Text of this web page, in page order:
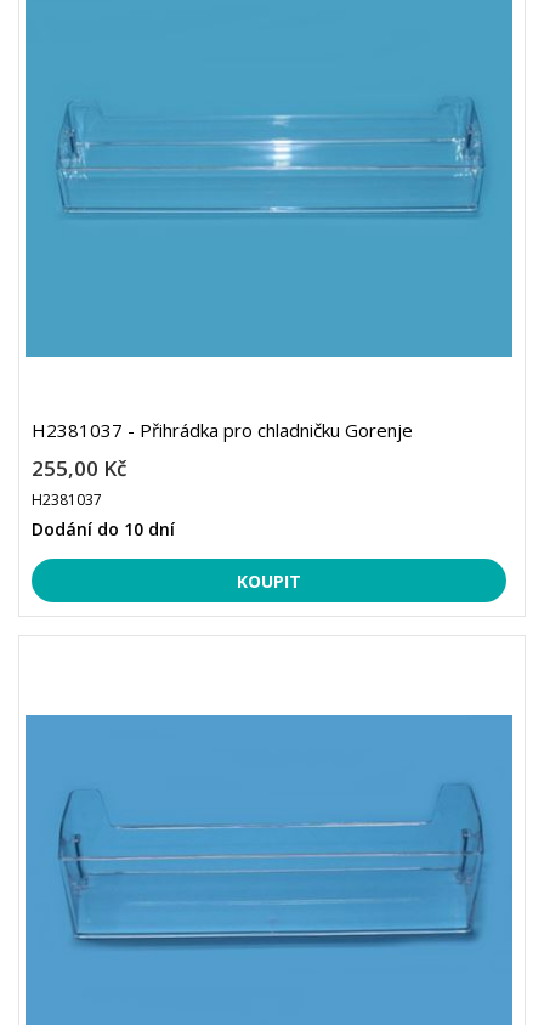
H2381037 - Přihrádka pro chladničku Gorenje
255,00 Kč
H2381037
Dodání do 10 dní